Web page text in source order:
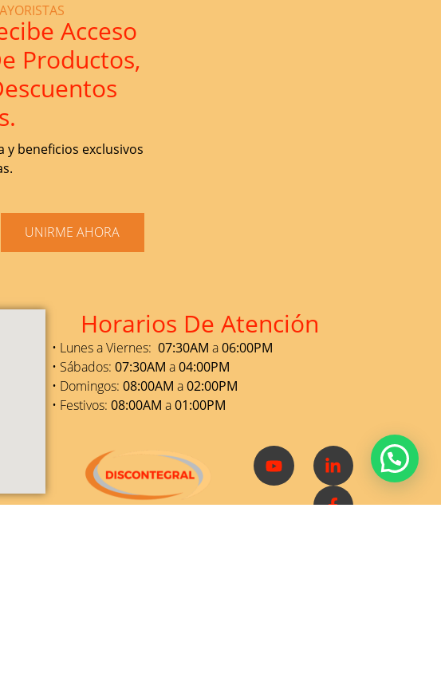
Acceso
Productos,
y beneficios exclusivos
UNIRME AHORA
Horarios De Atención
• Lunes a Viernes: 07:30AM a06:00PM
• Sábados: 07:30AM a04:00PM
• Domingos: 08:00AM a02:00PM
• Festivos: 08:00AM a01:00PM